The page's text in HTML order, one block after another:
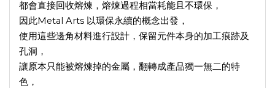
都會直接回收熔煉，熔煉過程相當耗能且不環保，
因此Metal Arts 以環保永續的概念出發，
使用這些邊角材料進行設計，保留元件本身的加工痕跡及
孔洞，
讓原本只能被熔煉掉的金屬，翻轉成產品獨一無二的特
色，